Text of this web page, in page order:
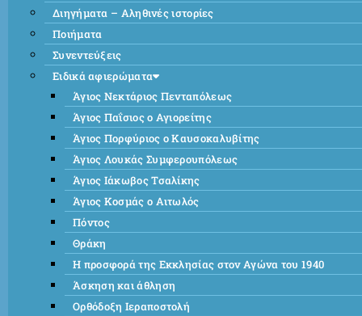
Διηγήματα – Αληθινές ιστορίες
Ποιήματα
Συνεντεύξεις
Ειδικά αφιερώματα
Άγιος Νεκτάριος Πενταπόλεως
Άγιος Παΐσιος ο Αγιορείτης
Άγιος Πορφύριος ο Καυσοκαλυβίτης
Άγιος Λουκάς Συμφερουπόλεως
Άγιος Ιάκωβος Τσαλίκης
Άγιος Κοσμάς ο Αιτωλός
Πόντος
Θράκη
Η προσφορά της Εκκλησίας στον Αγώνα του 1940
Άσκηση και άθληση
Ορθόδοξη Ιεραποστολή